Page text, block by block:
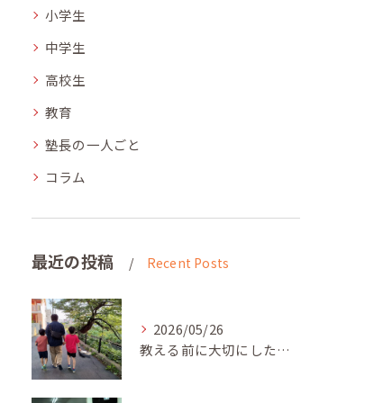
小学生
中学生
高校生
教育
塾長の一人ごと
コラム
最近の投稿 Recent Posts
2026/05/26
教える前に大切にしたいこと